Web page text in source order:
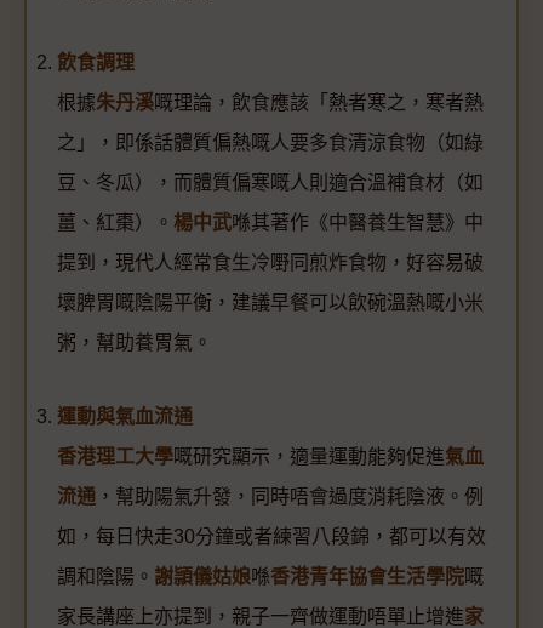
飲食調理
根據朱丹溪嘅理論，飲食應該「熱者寒之，寒者熱
之」，即係話體質偏熱嘅人要多食清涼食物（如綠
豆、冬瓜），而體質偏寒嘅人則適合溫補食材（如
薑、紅棗）。 楊中武喺其著作《中醫養生智慧》中
提到，現代人經常食生冷嘢同煎炸食物，好容易破
壞脾胃嘅陰陽平衡，建議早餐可以飲碗溫熱嘅小米
粥，幫助養胃氣。
運動與氣血流通
香港理工大學嘅研究顯示，適量運動能夠促進氣血
流通 ，幫助陽氣升發，同時唔會過度消耗陰液。例
如，每日快走30分鐘或者練習八段錦，都可以有效
調和陰陽。 謝頴儀姑娘喺香港青年協會生活學院嘅
家長講座上亦提到，親子一齊做運動唔單止增進家